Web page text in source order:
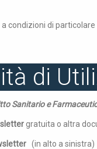
condizioni di
di
Sanitario e
gratuita o altra
(in alto a sinistra)